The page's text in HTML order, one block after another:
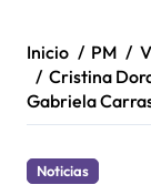
Inicio PM
V
Cristina
Gabriela
Noticias